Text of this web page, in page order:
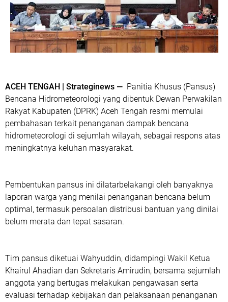
ACEH TENGAH | Strateginews — Panitia Khusus (Pansus)
Bencana Hidrometeorologi yang dibentuk Dewan Perwakilan
Rakyat Kabupaten (DPRK) Aceh Tengah resmi memulai
pembahasan terkait penanganan dampak bencana
hidrometeorologi di sejumlah wilayah, sebagai respons atas
meningkatnya keluhan masyarakat.
Pembentukan pansus ini dilatarbelakangi oleh banyaknya
laporan warga yang menilai penanganan bencana belum
optimal, termasuk persoalan distribusi bantuan yang dinilai
belum merata dan tepat sasaran.
Tim pansus diketuai Wahyuddin, didampingi Wakil Ketua
Khairul Ahadian dan Sekretaris Amirudin, bersama sejumlah
anggota yang bertugas melakukan pengawasan serta
evaluasi terhadap kebijakan dan pelaksanaan penanganan